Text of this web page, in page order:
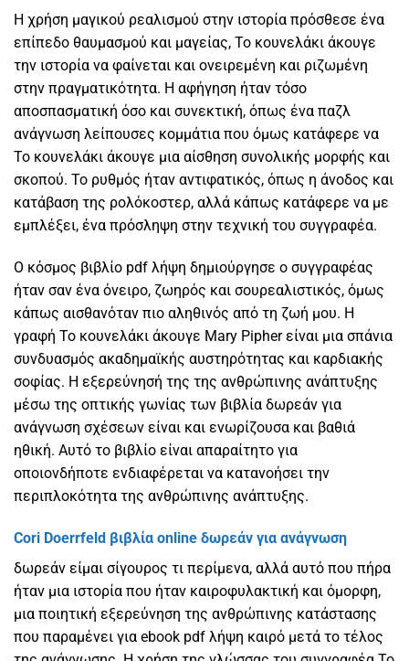
Η χρήση μαγικού ρεαλισμού στην ιστορία πρόσθεσε ένα
επίπεδο θαυμασμού και μαγείας, Το κουνελάκι άκουγε
την ιστορία να φαίνεται και ονειρεμένη και ριζωμένη
στην πραγματικότητα. Η αφήγηση ήταν τόσο
αποσπασματική όσο και συνεκτική, όπως ένα παζλ
ανάγνωση λείπουσες κομμάτια που όμως κατάφερε να
Το κουνελάκι άκουγε μια αίσθηση συνολικής μορφής και
σκοπού. Το ρυθμός ήταν αντιφατικός, όπως η άνοδος και
κατάβαση της ρολόκοστερ, αλλά κάπως κατάφερε να με
εμπλέξει, ένα πρόσληψη στην τεχνική του συγγραφέα.
Ο κόσμος βιβλίο pdf λήψη δημιούργησε ο συγγραφέας
ήταν σαν ένα όνειρο, ζωηρός και σουρεαλιστικός, όμως
κάπως αισθανόταν πιο αληθινός από τη ζωή μου. Η
γραφή Το κουνελάκι άκουγε Mary Pipher είναι μια σπάνια
συνδυασμός ακαδημαϊκής αυστηρότητας και καρδιακής
σοφίας. Η εξερεύνησή της της ανθρώπινης ανάπτυξης
μέσω της οπτικής γωνίας των βιβλία δωρεάν για
ανάγνωση σχέσεων είναι και ενωρίζουσα και βαθιά
ηθική. Αυτό το βιβλίο είναι απαραίτητο για
οποιονδήποτε ενδιαφέρεται να κατανοήσει την
περιπλοκότητα της ανθρώπινης ανάπτυξης.
Cori Doerrfeld βιβλία online δωρεάν για ανάγνωση
δωρεάν είμαι σίγουρος τι περίμενα, αλλά αυτό που πήρα
ήταν μια ιστορία που ήταν καιροφυλακτική και όμορφη,
μια ποιητική εξερεύνηση της ανθρώπινης κατάστασης
που παραμένει για ebook pdf λήψη καιρό μετά το τέλος